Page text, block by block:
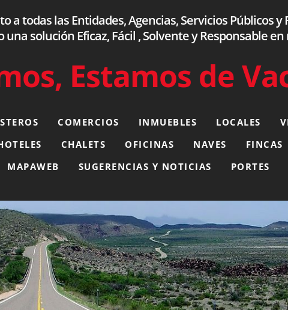
a todas las Entidades, Agencias, Servicios Públicos
solución Eficaz, Fácil , Solvente y Responsable
Estamos de
COMERCIOS INMUEBLES LOCALES
CHALETS OFICINAS NAVES
FINCAS
MAPAWEB SUGERENCIAS Y NOTICIAS PORTES